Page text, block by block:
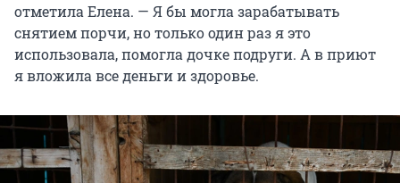
отметила Елена. — Я бы могла зарабатывать
снятием порчи, но только один раз я это
использовала, помогла дочке подруги. А в приют
я вложила все деньги и здоровье.